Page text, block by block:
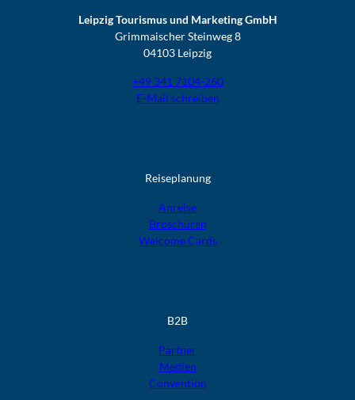
Leipzig Tourismus und Marketing GmbH
Grimmaischer Steinweg 8
04103 Leipzig
+49 341 7104-260
E-Mail schreiben
Reiseplanung
Anreise
Broschüren
Welcome Cards​​​​​​​
B2B
Partner
Medien
Convention